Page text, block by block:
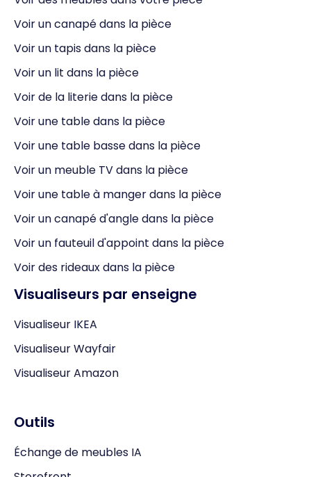
Voir un canapé dans la pièce
Voir un tapis dans la pièce
Voir un lit dans la pièce
Voir de la literie dans la pièce
Voir une table dans la pièce
Voir une table basse dans la pièce
Voir un meuble TV dans la pièce
Voir une table à manger dans la pièce
Voir un canapé d'angle dans la pièce
Voir un fauteuil d'appoint dans la pièce
Voir des rideaux dans la pièce
Visualiseurs par enseigne
Visualiseur IKEA
Visualiseur Wayfair
Visualiseur Amazon
Outils
Échange de meubles IA